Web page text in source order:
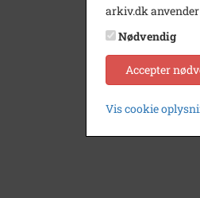
arkiv.dk
Nødvendig
Accepter
Vis cookie